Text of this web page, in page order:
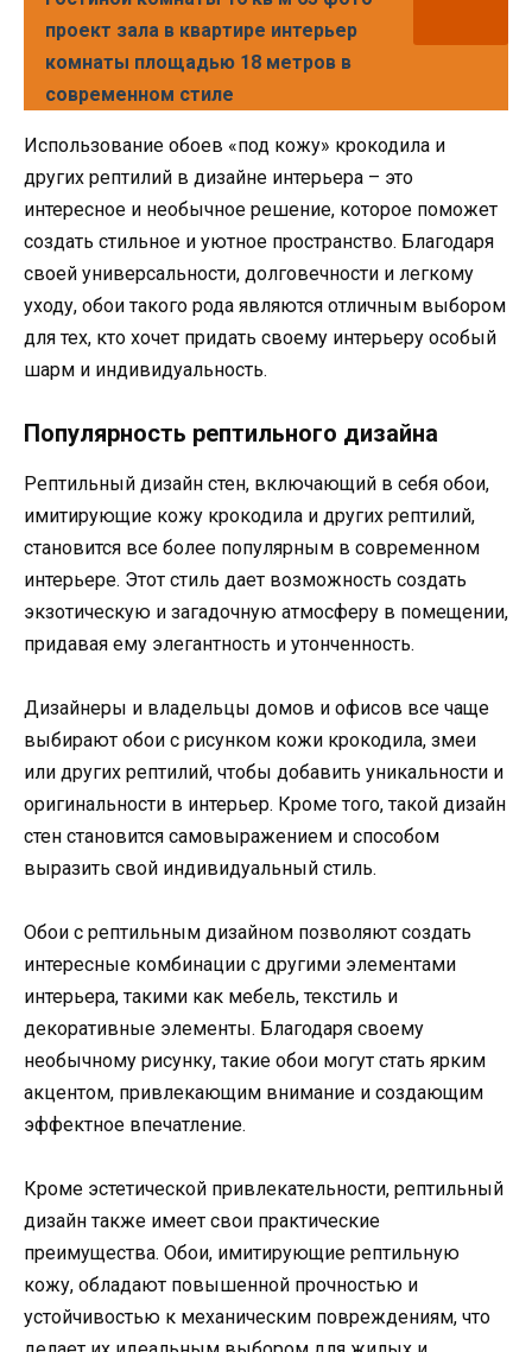
проект зала в квартире интерьер
комнаты площадью 18 метров в
современном стиле
Использование обоев «под кожу» крокодила и
других рептилий в дизайне интерьера – это
интересное и необычное решение, которое поможет
создать стильное и уютное пространство. Благодаря
своей универсальности, долговечности и легкому
уходу, обои такого рода являются отличным выбором
для тех, кто хочет придать своему интерьеру особый
шарм и индивидуальность.
Популярность рептильного дизайна
Рептильный дизайн стен, включающий в себя обои,
имитирующие кожу крокодила и других рептилий,
становится все более популярным в современном
интерьере. Этот стиль дает возможность создать
экзотическую и загадочную атмосферу в помещении,
придавая ему элегантность и утонченность.
Дизайнеры и владельцы домов и офисов все чаще
выбирают обои с рисунком кожи крокодила, змеи
или других рептилий, чтобы добавить уникальности и
оригинальности в интерьер. Кроме того, такой дизайн
стен становится самовыражением и способом
выразить свой индивидуальный стиль.
Обои с рептильным дизайном позволяют создать
интересные комбинации с другими элементами
интерьера, такими как мебель, текстиль и
декоративные элементы. Благодаря своему
необычному рисунку, такие обои могут стать ярким
акцентом, привлекающим внимание и создающим
эффектное впечатление.
Кроме эстетической привлекательности, рептильный
дизайн также имеет свои практические
преимущества. Обои, имитирующие рептильную
кожу, обладают повышенной прочностью и
устойчивостью к механическим повреждениям, что